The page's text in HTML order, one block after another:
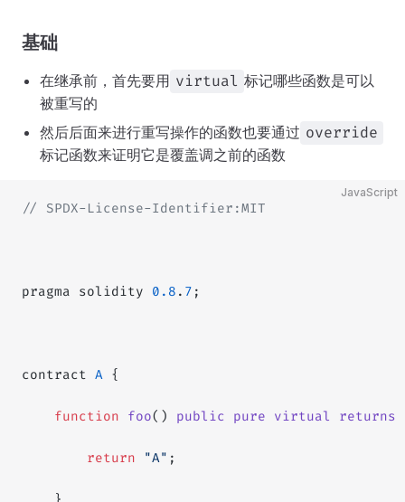
基础
在继承前，首先要用 virtual 标记哪些函数是可以
被重写的
然后后面来进行重写操作的函数也要通过 override
标记函数来证明它是覆盖调之前的函数
JavaScript
// SPDX-License-Identifier:MIT
pragma solidity 0.8 . 7 ;
contract A {
function foo() public pure virtual returns
return "A" ;